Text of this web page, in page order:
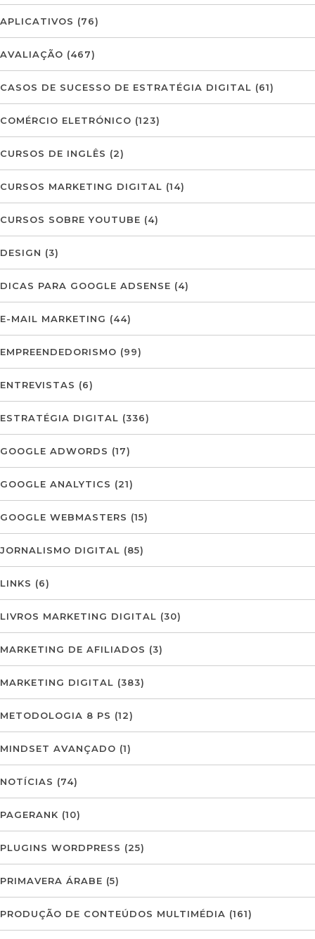
APLICATIVOS (76)
AVALIAÇÃO (467)
CASOS DE SUCESSO DE ESTRATÉGIA DIGITAL (61)
COMÉRCIO ELETRÓNICO (123)
CURSOS DE INGLÊS (2)
CURSOS MARKETING DIGITAL (14)
CURSOS SOBRE YOUTUBE (4)
DESIGN (3)
DICAS PARA GOOGLE ADSENSE (4)
E-MAIL MARKETING (44)
EMPREENDEDORISMO (99)
ENTREVISTAS (6)
ESTRATÉGIA DIGITAL (336)
GOOGLE ADWORDS (17)
GOOGLE ANALYTICS (21)
GOOGLE WEBMASTERS (15)
JORNALISMO DIGITAL (85)
LINKS (6)
LIVROS MARKETING DIGITAL (30)
MARKETING DE AFILIADOS (3)
MARKETING DIGITAL (383)
METODOLOGIA 8 PS (12)
MINDSET AVANÇADO (1)
NOTÍCIAS (74)
PAGERANK (10)
PLUGINS WORDPRESS (25)
PRIMAVERA ÁRABE (5)
PRODUÇÃO DE CONTEÚDOS MULTIMÉDIA (161)